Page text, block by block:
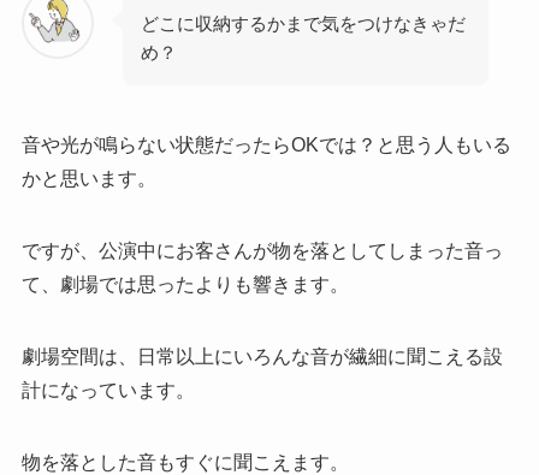
どこに収納するかまで気をつけなきゃだ
め？
音や光が鳴らない状態だったらOKでは？と思う人もいる
かと思います。
ですが、公演中にお客さんが物を落としてしまった音っ
て、劇場では思ったよりも響きます。
劇場空間は、日常以上にいろんな音が繊細に聞こえる設
計になっています。
物を落とした音もすぐに聞こえます。